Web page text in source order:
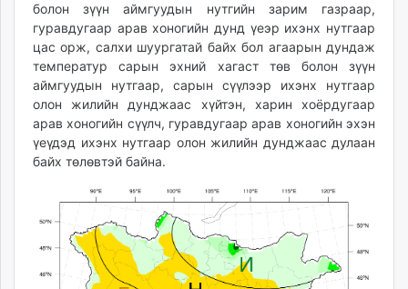
болон зүүн аймгуудын нутгийн зарим газраар,
гуравдугаар арав хоногийн дунд үеэр ихэнх нутгаар
цас орж, салхи шуургатай байх бол агаарын дундаж
температур сарын эхний хагаст төв болон зүүн
аймгуудын нутгаар, сарын сүүлээр ихэнх нутгаар
олон жилийн дунджаас хүйтэн, харин хоёрдугаар
арав хоногийн сүүлч, гуравдугаар арав хоногийн эхэн
үеүдэд ихэнх нутгаар олон жилийн дунджаас дулаан
байх төлөвтэй байна.